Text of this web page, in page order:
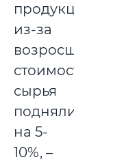
продукцию
из-за
возросшей
стоимости
сырья
поднялись
на 5-
10%, –